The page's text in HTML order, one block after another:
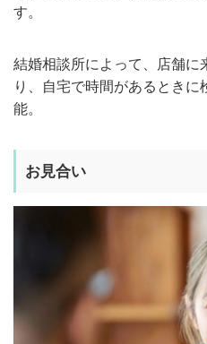
す。
結婚相談所によって、店舗に
り、自宅で時間があるとき
能。
お見合い